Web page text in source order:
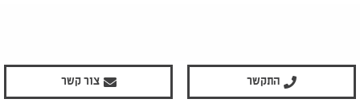
התקשר צור קשר